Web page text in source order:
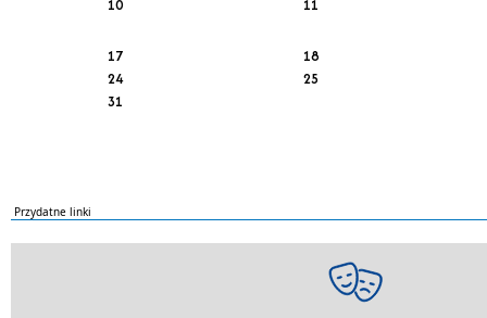
10
11
17
18
24
25
31
Przydatne linki